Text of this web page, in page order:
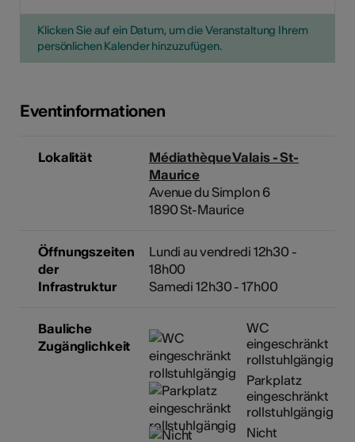
Klicken Sie auf ein Datum, um die Veranstaltung Ihrem
persönlichen Kalender hinzuzufügen.
Eventinformationen
Lokalität
Médiathèque Valais - St-
Maurice
Avenue du Simplon 6
1890 St-Maurice
Öffnungszeiten
der
Infrastruktur
Lundi au vendredi 12h30 -
18h00
Samedi 12h30 - 17h00
Bauliche
Zugänglichkeit
WC
eingeschränkt
rollstuhlgängig
Parkplatz
eingeschränkt
rollstuhlgängig
Nicht